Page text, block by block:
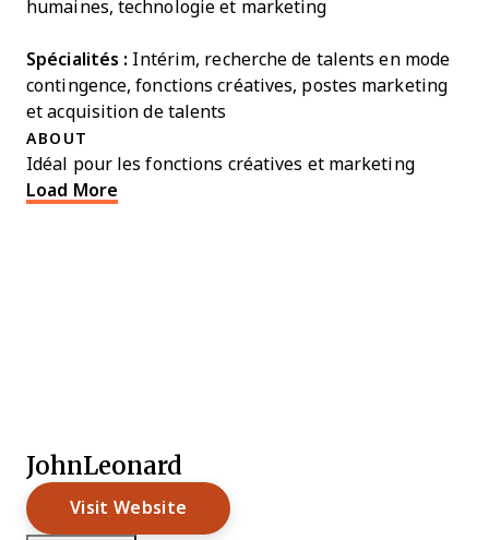
humaines, technologie et marketing
Spécialités : Intérim, recherche de talents en mode
contingence, fonctions créatives, postes marketing
et acquisition de talents
ABOUT
Idéal pour les fonctions créatives et marketing
Load More
JohnLeonard
Visit Website